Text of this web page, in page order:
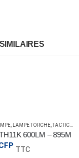
LAMPE TORCHE ,TACTICAL
600LM – 895M
TTC